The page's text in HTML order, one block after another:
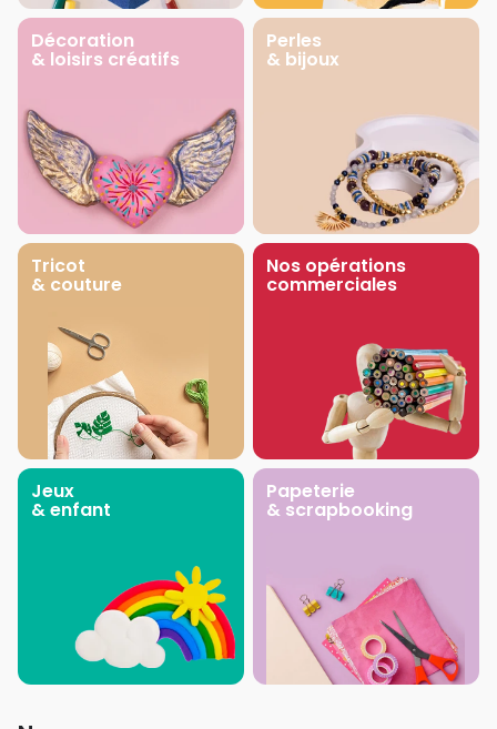
Décoration
& loisirs créatifs
Perles
& bijoux
Tricot
& couture
Nos opérations
commerciales
Jeux
& enfant
Papeterie
& scrapbooking